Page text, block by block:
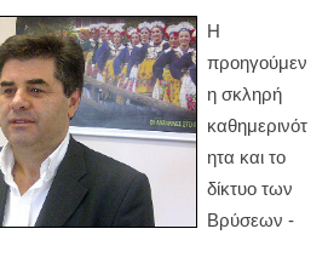
Η
προηγούμεν
η σκληρή
καθημερινότ
ητα και το
δίκτυο των
Βρύσεων -